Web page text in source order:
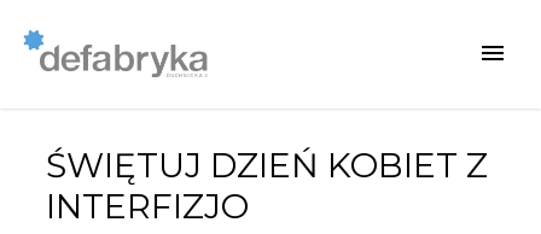
ŚWIĘTUJ DZIEŃ KOBIET Z
INTERFIZJO